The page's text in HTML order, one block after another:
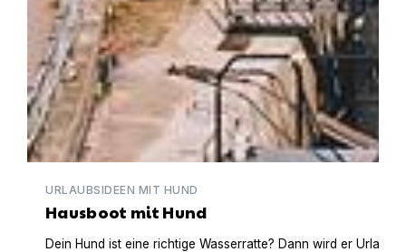
URLAUBSIDEEN MIT HUND
Hausboot mit Hund
Dein Hund ist eine richtige Wasserratte? Dann wird er